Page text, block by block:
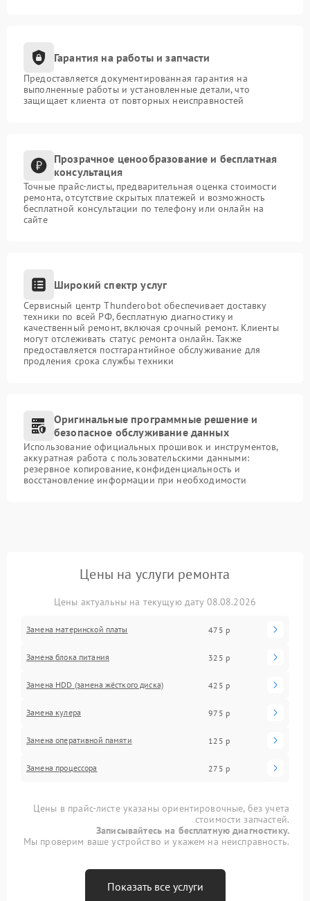
Гарантия на работы и запчасти
Предоставляется документированная гарантия на
выполненные работы и установленные детали, что
защищает клиента от повторных неисправностей
Прозрачное ценообразование и бесплатная
консультация
Точные прайс-листы, предварительная оценка стоимости
ремонта, отсутствие скрытых платежей и возможность
бесплатной консультации по телефону или онлайн на
сайте
Широкий спектр услуг
Сервисный центр Thunderobot обеспечивает доставку
техники по всей РФ, бесплатную диагностику и
качественный ремонт, включая срочный ремонт. Клиенты
могут отслеживать статус ремонта онлайн. Также
предоставляется постгарантийное обслуживание для
продления срока службы техники
Оригинальные программные решение и
безопасное обслуживание данных
Использование официальных прошивок и инструментов,
аккуратная работа с пользовательскими данными:
резервное копирование, конфиденциальность и
восстановление информации при необходимости
Цены на услуги ремонта
Цены актуальны на текущую дату 08.08.2026
Замена материнской платы 475 р
Замена блока питания 325 р
Замена HDD (замена жёсткого диска) 425 р
Замена кулера 975 р
Замена оперативной памяти 125 р
Замена процессора 275 р
Цены в прайс-листе указаны ориентировочные, без учета
стоимости запчастей.
Записывайтесь на бесплатную диагностику.
Мы проверим ваше устройство и укажем на неисправность.
Показать все услуги